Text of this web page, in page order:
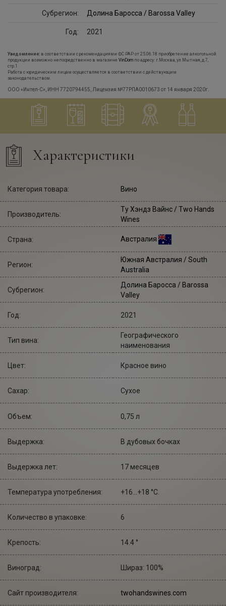
Субрегион: Долина Баросса / Barossa Valley
Год: 2021
Уведомление: в соответствии с рекомендациями ФС РАР от 25.06.18 приобретение алкогольной
продукции возможно непосредственно в магазине VinDom по адресу: г.Москва, ул.Мытная, д.7,
стр.1
Работа с юридическим лицам осуществляется в соответствии с действующим
законодательством.
ООО «Интел-С», ИНН 7720794455, Лицензия №77РПА0010673 от 14 января 2020г.
Характеристики
Категория товара: Вино
Производитель:
Ту Хэндз Вайнс / Two Hands
Wines
Страна: Австралия
Регион:
Южная Австралия / South
Australia
Субрегион:
Долина Баросса / Barossa
Valley
Год: 2021
Тип вина:
Географического
наименования
Цвет: Красное вино
Сахар: Сухое
Объем: 0,75 л
Выдержка: В дубовых бочках
Выдержка лет: 17 месяцев
Температура употребления: +16...+18 °С.
Количество в упаковке: 6
Крепость: 14.4 °
Виноград: Шираз: 100%
Сайт производителя: twohandswines.com